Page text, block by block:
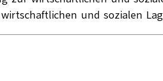
und sozialen